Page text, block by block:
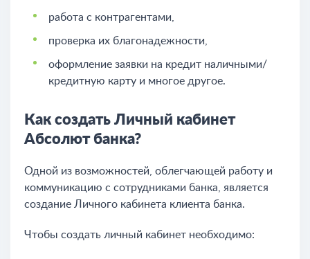
работа с контрагентами,
проверка их благонадежности,
оформление заявки на кредит наличными/
кредитную карту и многое другое.
Как создать Личный кабинет
Абсолют банка?
Одной из возможностей, облегчающей работу и
коммуникацию с сотрудниками банка, является
создание Личного кабинета клиента банка.
Чтобы создать личный кабинет необходимо: